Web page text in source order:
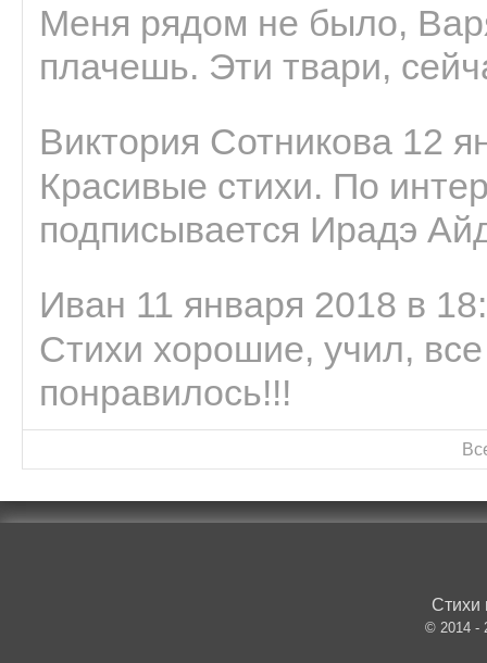
Меня рядом не было,
плачешь. Эти твари,
Виктория Сотникова 12
Красивые стихи. По
подписывается Ирадэ
Иван 11 января 2018 в
Стихи хорошие, учил,
понравилось!!!
Стихи
© 2014 -